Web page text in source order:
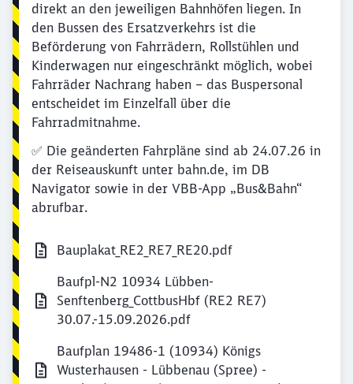
direkt an den jeweiligen Bahnhöfen liegen. In
den Bussen des Ersatzverkehrs ist die
Beförderung von Fahrrädern, Rollstühlen und
Kinderwagen nur eingeschränkt möglich, wobei
Fahrräder Nachrang haben – das Buspersonal
entscheidet im Einzelfall über die
Fahrradmitnahme.
✅ Die geänderten Fahrpläne sind ab 24.07.26 in
der Reiseauskunft unter bahn.de, im DB
Navigator sowie in der VBB-App „Bus&Bahn“
abrufbar.
Bauplakat_RE2_RE7_RE20.pdf
Baufpl-N2 10934 Lübben-
Senftenberg_CottbusHbf (RE2 RE7)
30.07.-15.09.2026.pdf
Baufplan 19486-1 (10934) Königs
Wusterhausen - Lübbenau (Spree) -